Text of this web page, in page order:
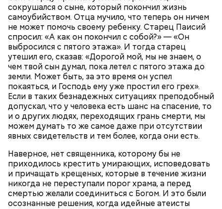
сокрушался о сыне, который покончил жизнь
самоубийством. Отца мучило, что теперь он ничем
не может помочь своему ребенку. Старец Паисий
спросил: «А как он покончил с собой?» — «Он
выбросился с пятого этажа». И тогда старец
утешил его, сказав: «Дорогой мой, мы не знаем, о
чем твой сын думал, пока летел с пятого этажа до
земли. Может быть, за это время он успел
покаяться, и Господь ему уже простил его грех».
Если в таких безнадежных ситуациях преподобный
допускал, что у человека есть шанс на спасение, то
и о других людях, переходящих грань смерти, мы
можем думать то же самое даже при отсутствии
явных свидетельств и тем более, когда они есть.
Наверное, нет священника, которому бы не
приходилось крестить умирающих, исповедовать
и причащать крещеных, которые в течение жизни
никогда не переступали порог храма, а перед
смертью желали соединиться с Богом. И это были
осознанные решения, когда идейные атеисты
На Руси святителя Николая издавна считали
покровителем моряков, купцов и детей. Ему
молились и земледельцы — о хорошей погоде, о
добром урожае. Была поговорка: «Кто Николая
любит, кто Николаю служит, тому святой Николай
во всякий час помогает».
святителю Николаю о благополучном замужестве
дочерей.
500 г помидоров;
150 г шпината;
50 г лиственного салата;
зелень петрушки, укропа;
1/2 стакана растительного масла;
100 г муки;
уксус по вкусу;
30 г сахара.
шпината, салата, зелень петрушки, помидоры,
нарезанные небольшими дольками, и все тушить 10
минут. Листья шпината или салата можно заменить
ботвой свеклы. Полученный соус заправить солью,
уксусом, сахаром. Подать кабачки в холодном
виде, посыпать их рубленым укропом.